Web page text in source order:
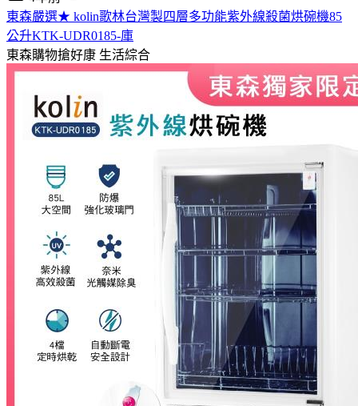
東森嚴選★ kolin歌林台灣製四層多功能紫外線殺菌烘碗機85
公升KTK-UDR0185-庫
東森購物搶好康 生活綜合